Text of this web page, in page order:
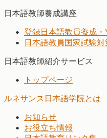
日本語教師養成講座
登録日本語教員養成
日本語教員国家試験対
日本語教師紹介サービス
トップページ
ルネサンス日本語学院とは
お知らせ
お役立ち情報